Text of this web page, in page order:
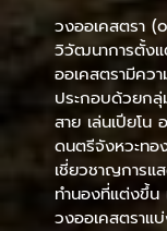
วงออเคสตรา
วิวัฒนาการตั้ง
ออเคสตรามีคว
ประกอบด้วยก
สาย เล่นเปียโน
ดนตรีจังหวะทอ
เชี่ยวชาญการ
ทำนองที่แต่งขึ้
วงออเคสตราแ